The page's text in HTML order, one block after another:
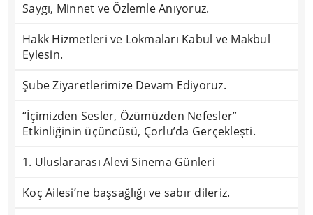
Saygı, Minnet ve Özlemle Anıyoruz.
Hakk Hizmetleri ve Lokmaları Kabul ve Makbul
Eylesin.
Şube Ziyaretlerimize Devam Ediyoruz.
“İçimizden Sesler, Özümüzden Nefesler”
Etkinliğinin üçüncüsü, Çorlu’da Gerçekleşti.
1. Uluslararası Alevi Sinema Günleri
Koç Ailesi’ne başsağlığı ve sabır dileriz.